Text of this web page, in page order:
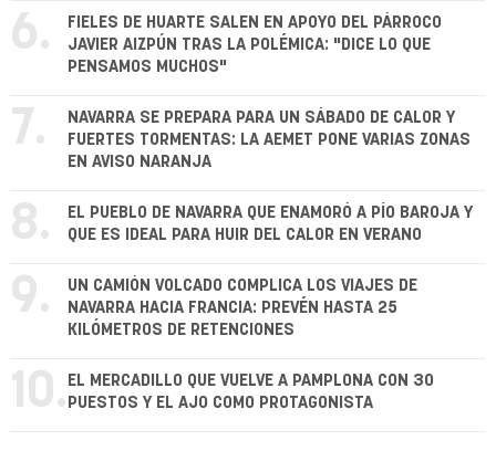
6.
FIELES DE HUARTE SALEN EN APOYO DEL PÁRROCO
JAVIER AIZPÚN TRAS LA POLÉMICA: "DICE LO QUE
PENSAMOS MUCHOS"
7.
NAVARRA SE PREPARA PARA UN SÁBADO DE CALOR Y
FUERTES TORMENTAS: LA AEMET PONE VARIAS ZONAS
EN AVISO NARANJA
8.
EL PUEBLO DE NAVARRA QUE ENAMORÓ A PÍO BAROJA Y
QUE ES IDEAL PARA HUIR DEL CALOR EN VERANO
9.
UN CAMIÓN VOLCADO COMPLICA LOS VIAJES DE
NAVARRA HACIA FRANCIA: PREVÉN HASTA 25
KILÓMETROS DE RETENCIONES
10. EL MERCADILLO QUE VUELVE A PAMPLONA CON 30
PUESTOS Y EL AJO COMO PROTAGONISTA